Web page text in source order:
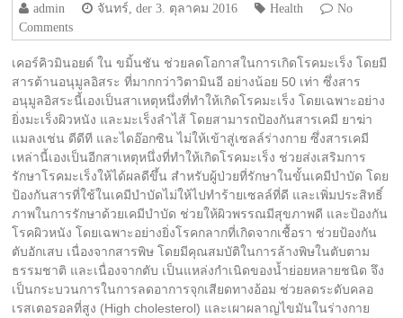
admin จันทร์, der 3. ตุลาคม 2016 Health
No
Comments
เคอร์คิวมินอยด์ ใน ขมิ้นชัน ช่วยลดโอกาสในการเกิดโรคมะเร็ง โดยมี
สารต้านอนุมูลอิสระ ที่มากกว่าวิตามินอี อย่างน้อย 50 เท่า ซึ่งสาร
อนุมูลอิสระนี้เองเป็นสาเหตุหนึ่งที่ทำให้เกิดโรคมะเร็ง โดยเฉพาะอย่าง
ยิ่งมะเร็งผิวหนัง และมะเร็งลำไส้ โดยสามารถป้องกันสารเคมี ยาฆ่า
แมลงเช่น ดีดีที และไดอ๊อกซิน ไม่ให้เข้าสู่เซลล์ร่างกาย ซึ่งสารเคมี
เหล่านี้เองเป็นอีกสาเหตุหนึ่งที่ทำให้เกิดโรคมะเร็ง ช่วยส่งเสริมการ
รักษาโรคมะเร็งให้ได้ผลดีขึ้น สำหรับผู้ป่วยที่รักษาในขั้นเคมีบำบัด โดย
ป้องกันสารที่ใช้ในเคมีบำบัดไม่ให้ไปทำร้ายเซลล์ที่ดี และเพิ่มประสิทธิ์
ภาพในการรักษาด้วยเคมีบำบัด ช่วยให้ผิวพรรณมีสุขภาพดี และป้องกัน
โรคผิวหนัง โดยเฉพาะอย่างยิ่งโรคกลากที่เกิดจากเชื้อรา ช่วยป้องกัน
ตับอักเสบ เนื่องจากสารพิษ โดยมีคุณสมบัติในการล้างพิษในตับตาม
ธรรมชาติ และเนื่องจากตับ เป็นแหล่งกำเนิดของน้ำย่อยหลายชนิด จึง
เป็นกระบวนการในการลดอาการจุกเสียดทางอ้อม ช่วยลดระดับคลอ
เรสเตอรอลที่สูง (High cholesterol) และเผาผลาญไขมันในร่างกาย